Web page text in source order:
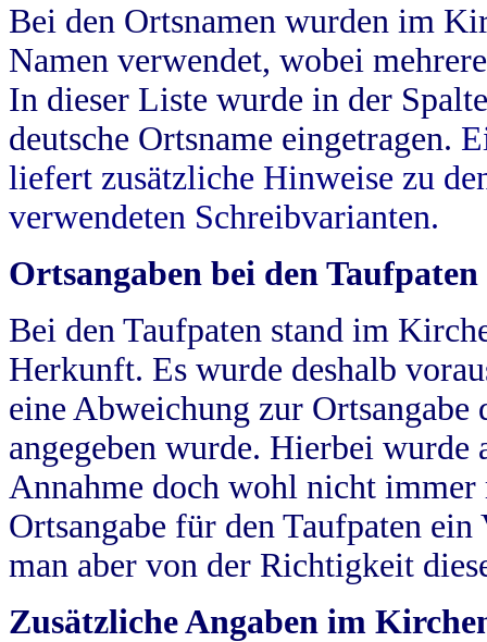
Bei den Ortsnamen wurden im
Namen verwendet, wobei
In dieser Liste wurde in der
deutsche Ortsname eingetragen.
liefert zusätzliche Hinweise zu
verwendeten Schreibvarianten.
Ortsangaben bei den Taufpaten
Bei den Taufpaten stand im
Herkunft. Es wurde deshalb
eine Abweichung zur
angegeben wurde. Hierbei wurde
Annahme doch wohl nicht
Ortsangabe für den Taufpaten
man aber von der Richtigkeit
Zusätzliche Angaben im